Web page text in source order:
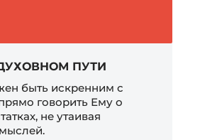
ПУТИ
быть искренним с
говорить Ему о
не утаивая